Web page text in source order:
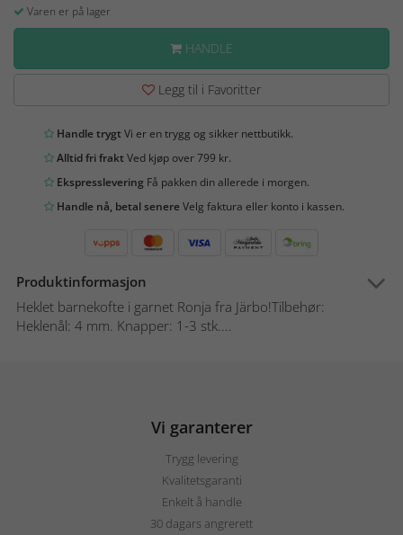
Varen er på lager
HANDLE
Legg til i Favoritter
Handle trygtVi er en trygg og sikker nettbutikk.
Alltid fri fraktVed kjøp over 799 kr.
Ekspresslevering Få pakken din allerede i morgen.
Handle nå, betal senereVelg faktura eller konto i kassen.
Produktinformasjon
Heklet barnekofte i garnet Ronja fra Järbo!Tilbehør:
Heklenål: 4 mm. Knapper: 1-3 stk....
Vi garanterer
Trygg levering
Kvalitetsgaranti
Enkelt å handle
30 dagars angrerett